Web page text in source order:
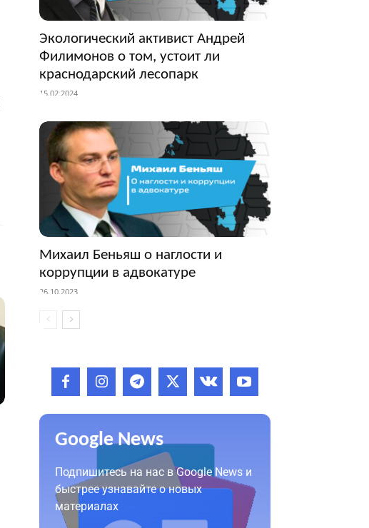
Экологический активист Андрей
Филимонов о том, устоит ли
краснодарский лесопарк
15.02.2024
Михаил Беньяш о наглости и
коррупции в адвокатуре
26.10.2023
Google News
Подпишитесь на нас в Google News и
быстрее узнавайте о новых
материалах